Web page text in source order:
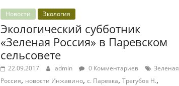
Новости Экология
Экологический субботник
«Зеленая Россия» в Паревском
сельсовете
22.09.2017 admin 0 Комментариев
Зеленая
Россия, новости Инжавино,с. Паревка,Трегубов Н.,